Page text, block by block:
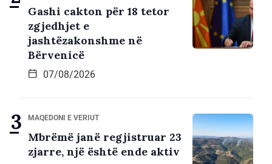
Gashi cakton për 18 tetor
zgjedhjet e
jashtëzakonshme në
Bërvenicë
07/08/2026
MAQEDONI E VERIUT
Mbrëmë janë regjistruar 23
zjarre, një është ende aktiv